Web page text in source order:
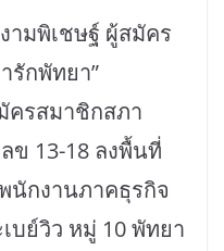
ามพิเชษฐ์ ผู้สมัคร
รักพัทยา”
ครสมาชิกสภา
ข 13-18 ลงพื้นที่
นักงานภาคธุรกิจ
บย์วิว หมู่ 10 พัทยา